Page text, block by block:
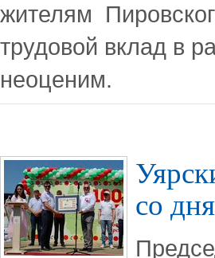
жителям
трудовой вклад в
неоценим.
со